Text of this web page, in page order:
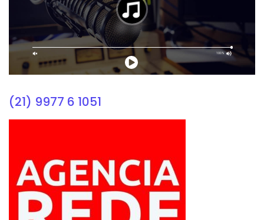
(21) 9977 6 1051